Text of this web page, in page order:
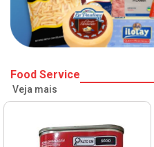
Food Service
Veja mais